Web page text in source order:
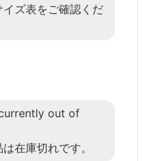
イズ表をご確認くだ
out of
在庫切れです。